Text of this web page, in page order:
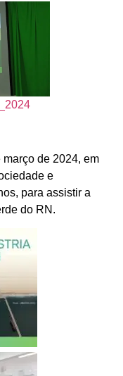
de 2024, em
e
para assistir a
do RN.